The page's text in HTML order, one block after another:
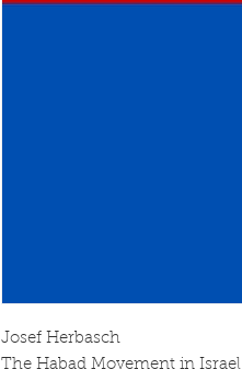
Josef Herbasch
The Habad Movement in Israel